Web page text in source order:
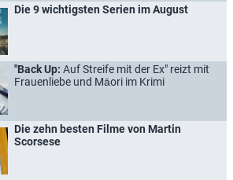
Die 9 wichtigsten Serien im August
"Back Up: Auf Streife mit der Ex" reizt mit
Frauenliebe und Māori im Krimi
Die zehn besten Filme von Martin
Scorsese